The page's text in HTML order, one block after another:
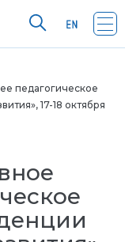
педагогическое
17-18 октября